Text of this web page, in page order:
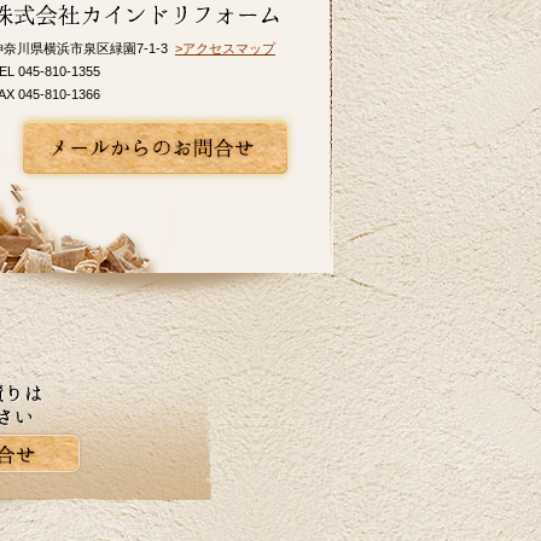
ム事例をアップ致しましたのでご覧くださ
い。カインドリフォームではお見積り・ご
相談を無料で行っております。お気軽にお
問い合わせください。
2026/05/27
皆さま、こんにちは。夏のように暑い日が
あり体調管理が難しいですね。横浜市K区E
様邸のバス・洗面のリフォーム事例をアッ
プ致しましたのでご覧下さい。お見積り、
ご相談は無料です。お気軽にお問合せ下さ
い。
2026/04/24
ツツジの花が街を鮮やかに彩り、お出かけ
にも最適な季節ですね。当社はゴールデン
ウイーク中も休まず営業しております。リ
フォームに関するご相談、お見積りなどお
気軽にお問い合わせください。ホームペー
ジでは、H区M様邸のキッチリフォーム、A
区N様邸の玄関ドアリフォーム事例を掲載致
しました。リフォームのご参考に是非ご覧
ください。皆様からのお問合せをお待ちし
奈川県横浜市泉区緑園7-1-3 >アクセスマップ
045-810-1355
045-810-1366